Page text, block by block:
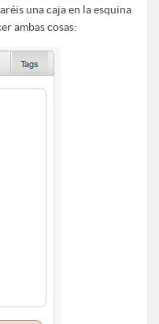
una caja en la esquina
ambas cosas: